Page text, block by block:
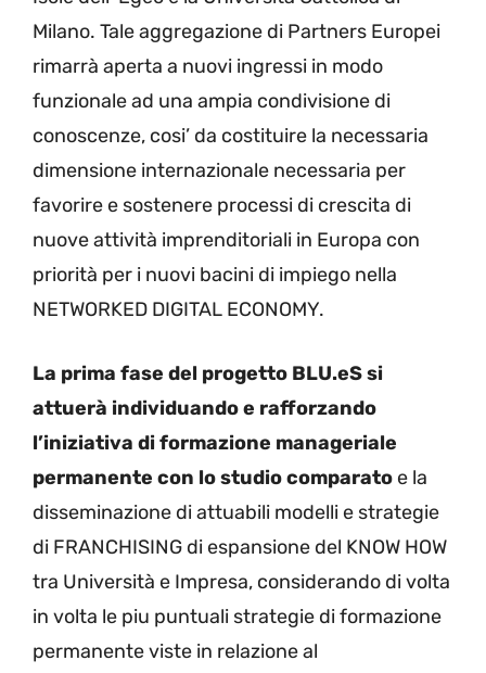
Milano. Tale aggregazione di Partners Europei
rimarrà aperta a nuovi ingressi in modo
funzionale ad una ampia condivisione di
conoscenze, cosi’ da costituire la necessaria
dimensione internazionale necessaria per
favorire e sostenere processi di crescita di
nuove attività imprenditoriali in Europa con
priorità per i nuovi bacini di impiego nella
NETWORKED DIGITAL ECONOMY.
La prima fase del progetto BLU.eS si
attuerà individuando e rafforzando
l’iniziativa di formazione manageriale
permanente con lo studio comparatoe la
disseminazione di attuabili modelli e strategie
di FRANCHISING di espansione del KNOW HOW
tra Università e Impresa, considerando di volta
in volta le piu puntuali strategie di formazione
permanente viste in relazione al